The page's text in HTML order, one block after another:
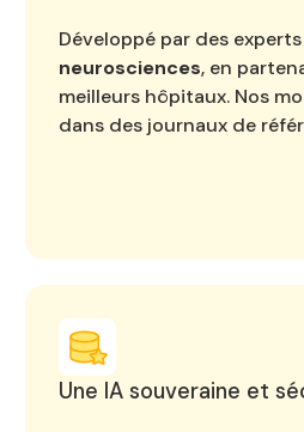
Développé par des
neurosciences, en
meilleurs hôpitaux. Nos
dans des journaux de
Une IA souveraine et